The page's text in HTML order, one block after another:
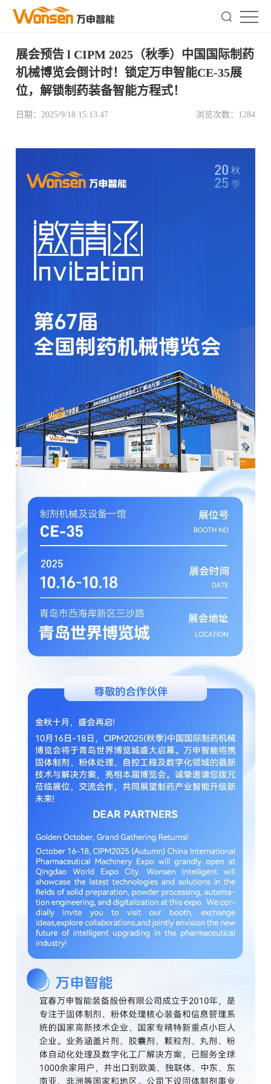
展会预告 l CIPM 2025（秋季）中国国际制药
机械博览会倒计时！锁定万申智能CE-35展
位，解锁制药装备智能方程式！
日期：2025/9/18 15:13:47 浏览次数： 1284